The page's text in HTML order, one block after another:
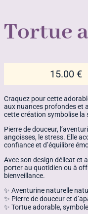
Tortue
15.00 €
Craquez pour cette
aux nuances profondes et
cette création symbolise la
Pierre de douceur,
angoisses, le stress. Elle
confiance et d’équilibre
Avec son design délicat et
porter au quotidien ou à
bienveillance.
✨ Aventurine naturelle
✨ Pierre de douceur et
✨ Tortue adorable,